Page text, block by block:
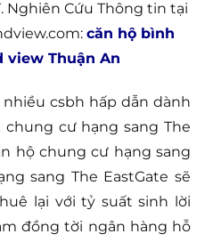
Nghiên Cứu Thông tin tại
căn hộ bình
view Thuận An
nhiều csbh hấp dẫn dành
cư hạng sang The
hộ chung cư hạng sang
sang The EastGate sẽ
lại với tỷ suất sinh lời
đồng tời ngân hàng hỗ